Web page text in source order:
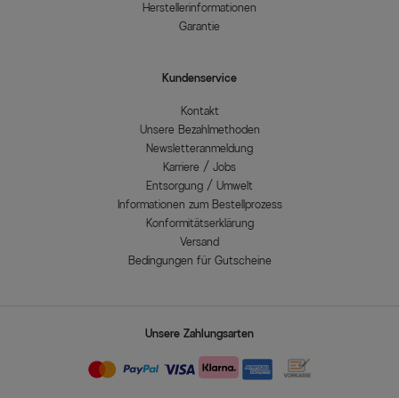
Herstellerinformationen
Garantie
Kundenservice
Kontakt
Unsere Bezahlmethoden
Newsletteranmeldung
Karriere / Jobs
Entsorgung / Umwelt
Informationen zum Bestellprozess
Konformitätserklärung
Versand
Bedingungen für Gutscheine
Unsere Zahlungsarten